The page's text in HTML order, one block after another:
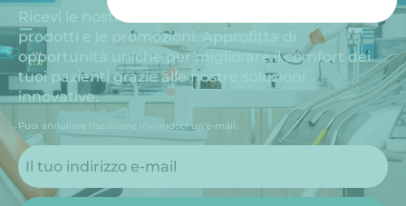
Ricevi le nostre esclusive offerte speciali, i nuovi
prodotti e le promozioni. Approfitta di
opportunità uniche per migliorare il comfort dei
tuoi pazienti grazie alle nostre soluzioni
innovative.
Puoi annullare l’iscrizione inviandoci un’e-mail.